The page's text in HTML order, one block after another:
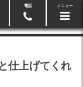
電話 メニュー
仕上げてくれ
87-0864